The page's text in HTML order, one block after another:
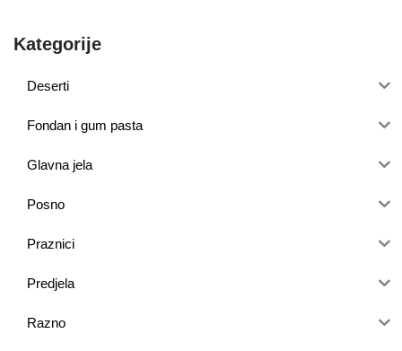
Kategorije
Deserti
Fondan i gum pasta
Glavna jela
Posno
Praznici
Predjela
Razno